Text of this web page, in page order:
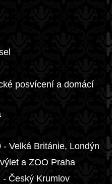
posvícení a domácí
Velká Británie, Londýn
a ZOO Praha
- Český Krumlov